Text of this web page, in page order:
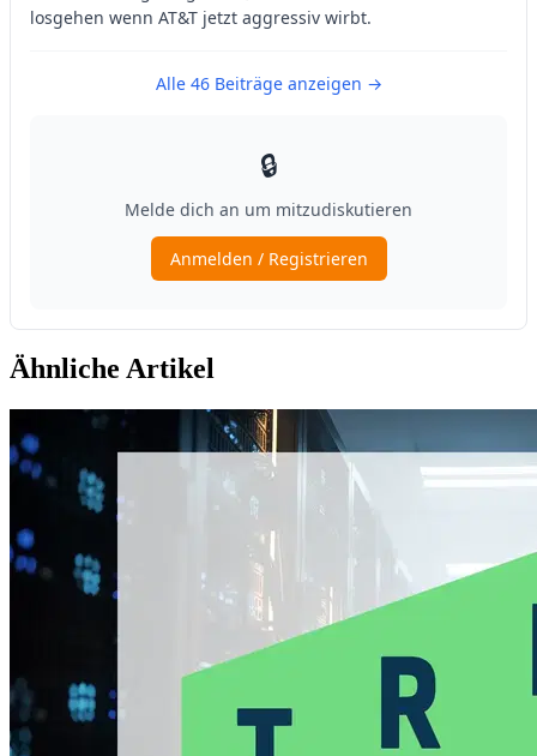
Ähnliche Artikel